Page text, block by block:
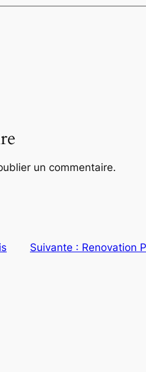
un commentaire.
Suivante : Renovation